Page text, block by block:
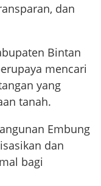
dan
Bintan
mencari
yang
tanah.
Embung
dan
bagi